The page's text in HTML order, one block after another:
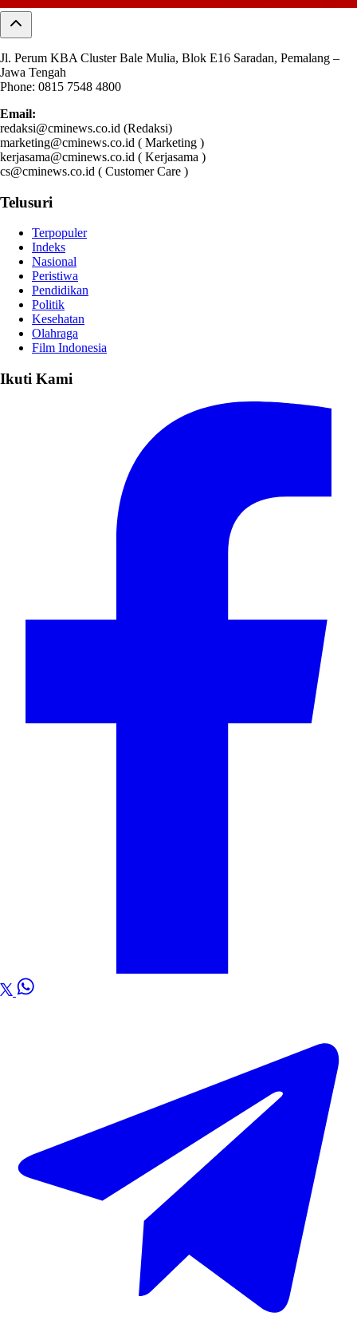
Jl. Perum KBA Cluster Bale Mulia, Blok E16 Saradan, Pemalang –
Jawa Tengah
Phone: 0815 7548 4800
Email:
redaksi@cminews.co.id (Redaksi)
marketing@cminews.co.id ( Marketing )
kerjasama@cminews.co.id ( Kerjasama )
cs@cminews.co.id ( Customer Care )
Telusuri
Terpopuler
Indeks
Nasional
Peristiwa
Pendidikan
Politik
Kesehatan
Olahraga
Film Indonesia
Ikuti Kami